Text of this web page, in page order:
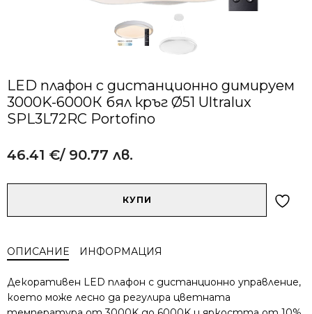
LED плафон с дистанционно димируем
3000K-6000К бял кръг Ø51 Ultralux
SPL3L72RC Portofino
46.41 €/ 90.77 лв.
с
димируем
3000K-
КУПИ
ОПИСАНИЕ ИНФОРМАЦИЯ
Декоративен LED плафон с дистанционно управление,
което може лесно да регулира цветната